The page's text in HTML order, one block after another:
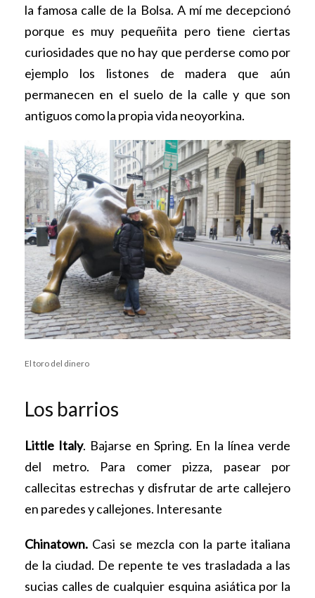
la famosa calle de la Bolsa. A mí me decepcionó
porque es muy pequeñita pero tiene ciertas
curiosidades que no hay que perderse como por
ejemplo los listones de madera que aún
permanecen en el suelo de la calle y que son
antiguos como la propia vida neoyorkina.
El toro del dinero
Los barrios
Little Italy. Bajarse en Spring. En la línea verde
del metro. Para comer pizza, pasear por
callecitas estrechas y disfrutar de arte callejero
en paredes y callejones. Interesante
Chinatown. Casi se mezcla con la parte italiana
de la ciudad. De repente te ves trasladada a las
sucias calles de cualquier esquina asiática por la